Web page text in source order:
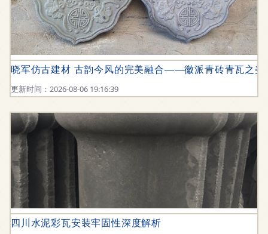
晓军仿古建材 古韵今风的完美融合——徽派青砖青瓦之美
更新时间：2026-08-06 19:16:39
四川水泥彩瓦安装牢固性深度解析